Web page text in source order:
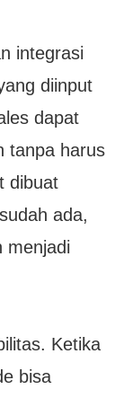
integrasi
diinput
dapat
tanpa harus
dibuat
ada,
menjadi
Ketika
bisa